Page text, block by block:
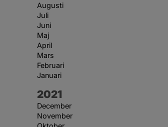
Augusti
Juli
Juni
Maj
April
Mars
Februari
Januari
År:
2021
December
November